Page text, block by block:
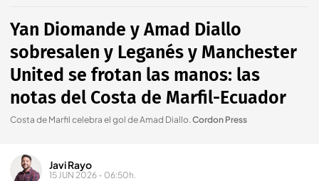
Yan Diomande y Amad Diallo
sobresalen y Leganés y Manchester
United se frotan las manos: las
notas del Costa de Marfil-Ecuador
Costa de Marfil celebra el gol de Amad Diallo.Cordon Press
Javi Rayo
15 JUN 2026 - 06:50h.